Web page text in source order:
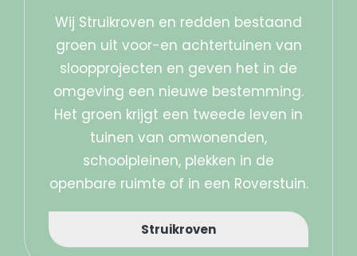
Wij Struikroven en redden bestaand
groen uit voor-en achtertuinen van
sloopprojecten en geven het in de
omgeving een nieuwe bestemming.
Het groen krijgt een tweede leven in
tuinen van omwonenden,
schoolpleinen, plekken in de
openbare ruimte of in een Roverstuin.
Struikroven